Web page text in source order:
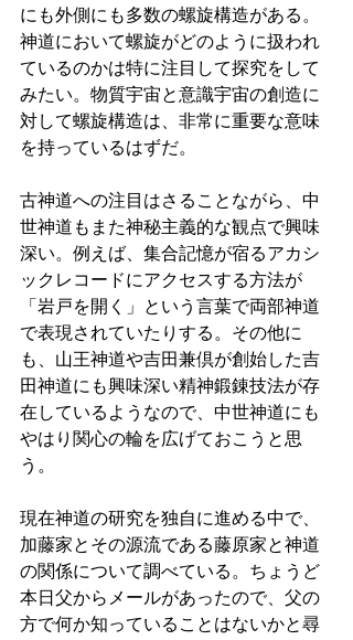
にも外側にも多数の螺旋構造がある。
神道において螺旋がどのように扱われ
ているのかは特に注目して探究をして
みたい。物質宇宙と意識宇宙の創造に
対して螺旋構造は、非常に重要な意味
を持っているはずだ。
古神道への注目はさることながら、中
世神道もまた神秘主義的な観点で興味
深い。例えば、集合記憶が宿るアカシ
ックレコードにアクセスする方法が
「岩戸を開く」という言葉で両部神道
で表現されていたりする。その他に
も、山王神道や吉田兼倶が創始した吉
田神道にも興味深い精神鍛錬技法が存
在しているようなので、中世神道にも
やはり関心の輪を広げておこうと思
う。
現在神道の研究を独自に進める中で、
加藤家とその源流である藤原家と神道
の関係について調べている。ちょうど
本日父からメールがあったので、父の
方で何か知っていることはないかと尋